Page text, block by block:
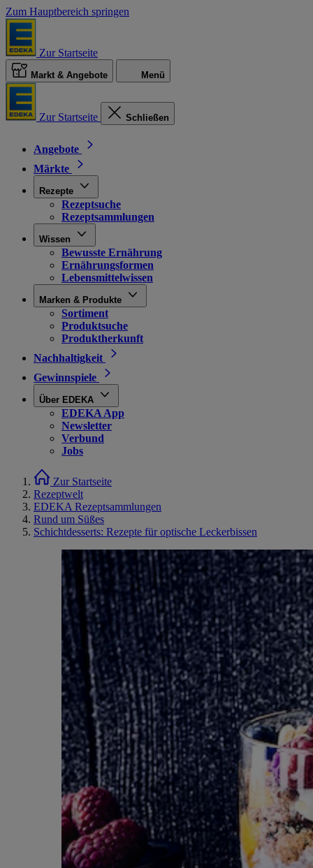
Zum Hauptbereich springen
Zur Startseite
Markt & Angebote Menü
Zur Startseite Schließen
Angebote
Märkte
Rezepte
Rezeptsuche
Rezeptsammlungen
Wissen
Bewusste Ernährung
Ernährungsformen
Lebensmittelwissen
Marken & Produkte
Sortiment
Produktsuche
Produktherkunft
Nachhaltigkeit
Gewinnspiele
Über EDEKA
EDEKA App
Newsletter
Verbund
Jobs
Zur Startseite
Rezeptwelt
EDEKA Rezeptsammlungen
Rund um Süßes
Schichtdesserts: Rezepte für optische Leckerbissen